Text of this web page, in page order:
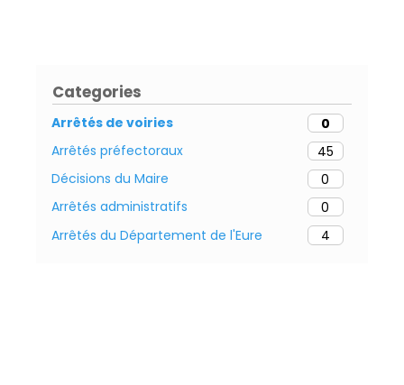
Categories
Arrêtés de voiries
0
Arrêtés préfectoraux
45
Décisions du Maire
0
Arrêtés administratifs
0
Arrêtés du Département de l'Eure
4